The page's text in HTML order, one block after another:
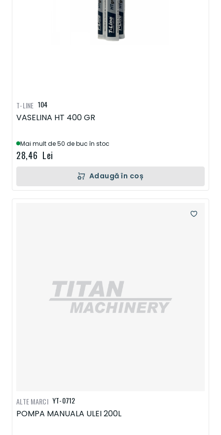
104
VASELINA HT 400 GR
Mai mult de 50 de buc în stoc
28,46 Lei
T-LINE
Adaugă în coș
YT-0712
POMPA MANUALA ULEI 200L
ALTE MARCI